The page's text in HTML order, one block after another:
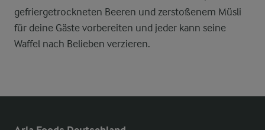
gefriergetrockneten Beeren und zerstoßenem Müsli
für deine Gäste vorbereiten und jeder kann seine
Waffel nach Belieben verzieren.